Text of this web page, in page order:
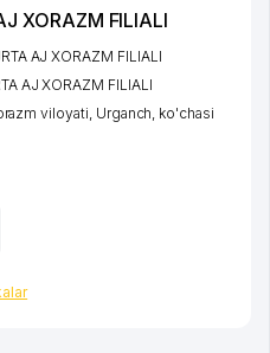
XORAZM FILIALI
AJ XORAZM FILIALI
AJ XORAZM FILIALI
viloyati, Urganch, ko'chasi